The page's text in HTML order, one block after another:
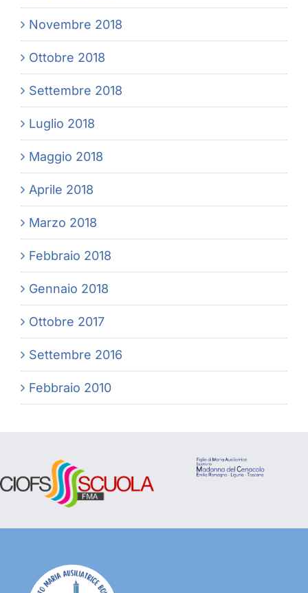
Novembre 2018
Ottobre 2018
Settembre 2018
Luglio 2018
Maggio 2018
Aprile 2018
Marzo 2018
Febbraio 2018
Gennaio 2018
Ottobre 2017
Settembre 2016
Febbraio 2010